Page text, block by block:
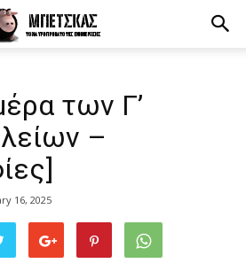
των Γ’
–
16, 2025